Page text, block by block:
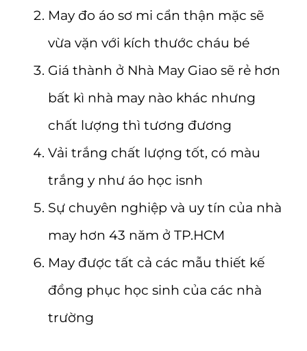
May đo áo sơ mi cẩn thận mặc sẽ
vừa vặn với kích thước cháu bé
Giá thành ở Nhà May Giao sẽ rẻ hơn
bất kì nhà may nào khác nhưng
chất lượng thì tương đương
Vải trắng chất lượng tốt, có màu
trắng y như áo học isnh
Sự chuyên nghiệp và uy tín của nhà
may hơn 43 năm ở TP.HCM
May được tất cả các mẫu thiết kế
đồng phục học sinh của các nhà
trường